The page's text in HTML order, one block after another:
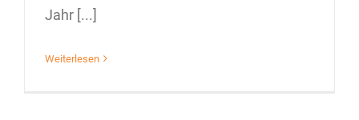
Jahr [...]
Weiterlesen